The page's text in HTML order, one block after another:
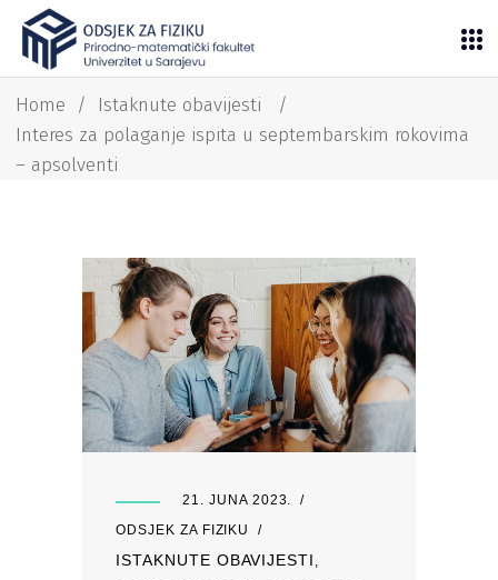
Home / Istaknute obavijesti
/
Interes za polaganje ispita u septembarskim rokovima
– apsolventi
21. JUNA 2023.
ODSJEK ZA FIZIKU
ISTAKNUTE OBAVIJESTI ,